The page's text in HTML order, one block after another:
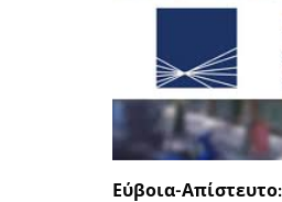
Εύβοια-